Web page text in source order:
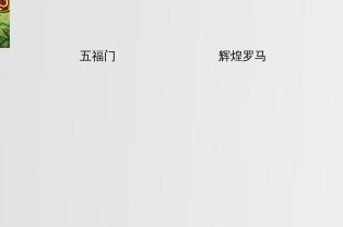
五福门 辉煌罗马